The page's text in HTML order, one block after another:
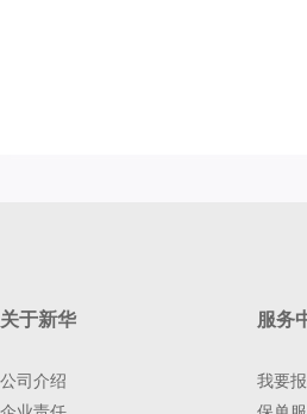
关于新华
公司介绍
服务
我要